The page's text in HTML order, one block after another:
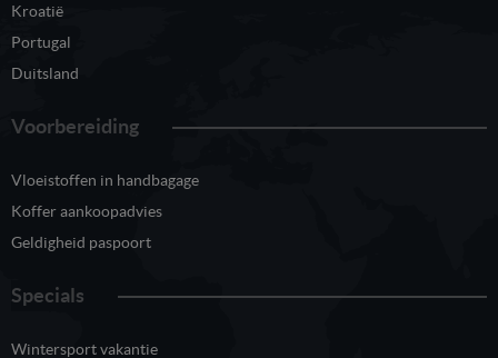
Kroatië
Portugal
Duitsland
Voorbereiding
Vloeistoffen in handbagage
Koffer aankoopadvies
Geldigheid paspoort
Specials
Wintersport vakantie